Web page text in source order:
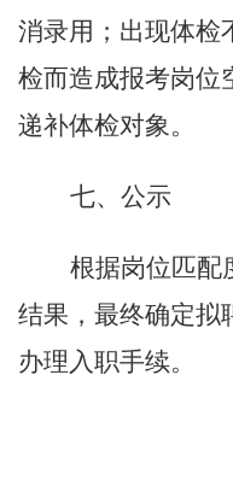
消录用；出现体检
检而造成报考岗位
递补体检对象。
七、公示
根据岗位匹配
结果，最终确定拟
办理入职手续。